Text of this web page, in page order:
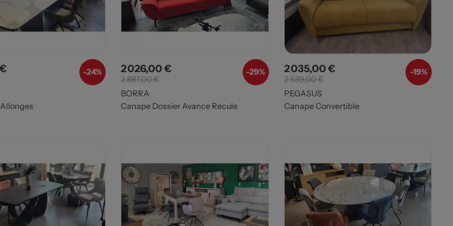
-24%
Prix de base
-29%
Prix
2 026,00 €Prix de base
2 887,00 €
BORRA
Canape Dossier Avance Recule
-19%
Prix
2 035,00 €Prix de base
2 539,00 €
PEGASUS
Canape Convertible